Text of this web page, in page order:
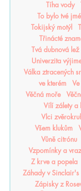
Tíha vody
To bylo tvé
Tokijský motýl
Třinácté
Tvá dubnová lež
Univerzita
Válka ztracených
ve kterém
Věčná moře
Vílí zálety a
Vlci
Všem klukům
Vůně citrónu
Vzpomínky a
Z krve a popela
Záhady v Sinclair's
Zápisky z